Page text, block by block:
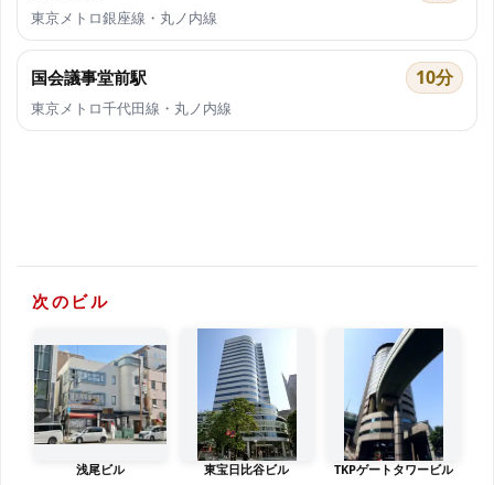
東京メトロ銀座線・丸ノ内線
国会議事堂前駅 10分
東京メトロ千代田線・丸ノ内線
次のビル
浅尾ビル 東宝日比谷ビル TKPゲートタワービル